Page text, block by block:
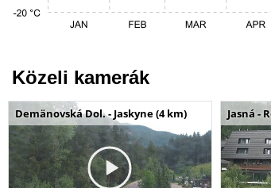
Közeli kamerák
Demänovská Dol. - Jaskyne (4 km) Jasná -